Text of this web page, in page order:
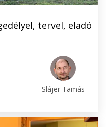
tervel, eladó
Slájer Tamás